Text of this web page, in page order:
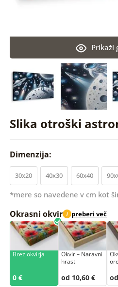
Slika otroški
Prikaži
Dimenzija:
30x20 40x30 60x40
*mere so navedene v cm kot
Okrasni okvir i preberi več
Brez okvirja
0 €
Okvir – Naravni
hrast
od 10,60 €